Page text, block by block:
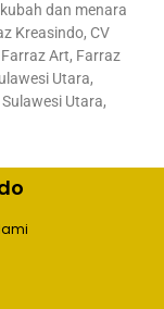
dan menara
Kreasindo, CV
Art, Farraz
Utara,
Utara,